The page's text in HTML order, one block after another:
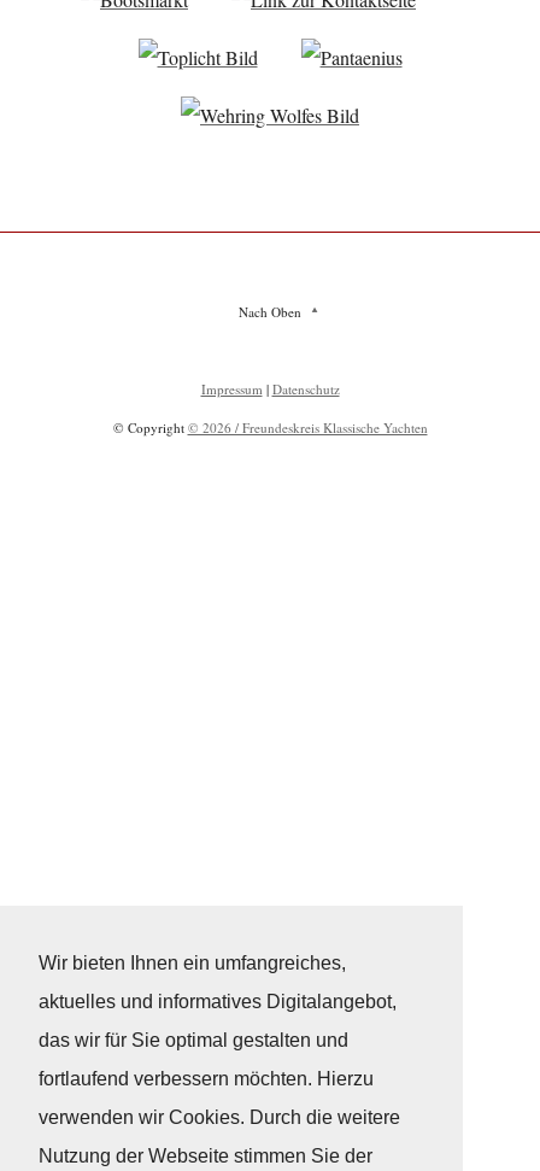
Wir bieten Ihnen ein umfangreiches,
aktuelles und informatives Digitalangebot,
das wir für Sie optimal gestalten und
fortlaufend verbessern möchten. Hierzu
verwenden wir Cookies. Durch die weitere
Nutzung der Webseite stimmen Sie der
Nach Oben
Impressum | Datenschutz
© Copyright © 2026 / Freundeskreis Klassische Yachten